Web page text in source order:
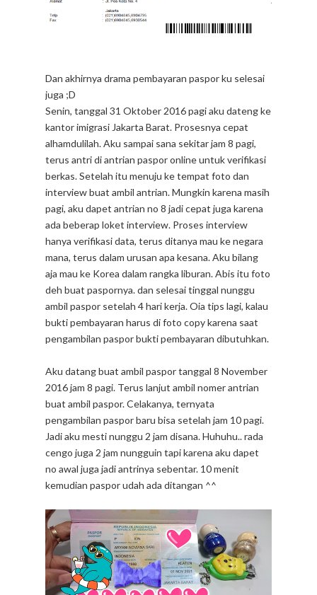
Dan akhirnya drama pembayaran paspor ku selesai
juga ;D
Senin, tanggal 31 Oktober 2016 pagi aku dateng ke
kantor imigrasi Jakarta Barat. Prosesnya cepat
alhamdulilah. Aku sampai sana sekitar jam 8 pagi,
terus antri di antrian paspor online untuk verifikasi
berkas. Setelah itu menuju ke tempat foto dan
interview buat ambil antrian. Mungkin karena masih
pagi, aku dapet antrian no 8 jadi cepat juga karena
ada beberap loket interview. Proses interview
hanya verifikasi data, terus ditanya mau ke negara
mana, terus dalam urusan apa kesana. Aku bilang
aja mau ke Korea dalam rangka liburan. Abis itu foto
deh buat paspornya. dan selesai tinggal nunggu
ambil paspor setelah 4 hari kerja. Oia tips lagi, kalau
bukti pembayaran harus di foto copy karena saat
pengambilan paspor bukti pembayaran dibutuhkan.
Aku datang buat ambil paspor tanggal 8 November
2016 jam 8 pagi. Terus lanjut ambil nomer antrian
buat ambil paspor. Celakanya, ternyata
pengambilan paspor baru bisa setelah jam 10 pagi.
Jadi aku mesti nunggu 2 jam disana. Huhuhu.. rada
cengo juga 2 jam nungguin tapi karena aku dapet
no awal juga jadi antrinya sebentar. 10 menit
kemudian paspor udah ada ditangan ^^